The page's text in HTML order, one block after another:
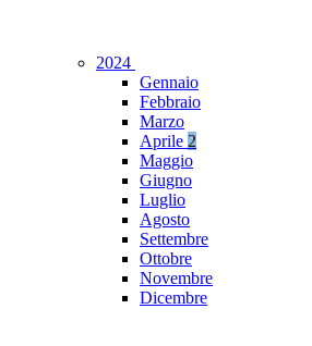
2024
Gennaio
Febbraio
Marzo
Aprile 2
Maggio
Giugno
Luglio
Agosto
Settembre
Ottobre
Novembre
Dicembre